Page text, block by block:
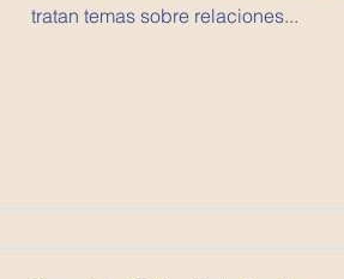
tratan temas sobre relaciones...